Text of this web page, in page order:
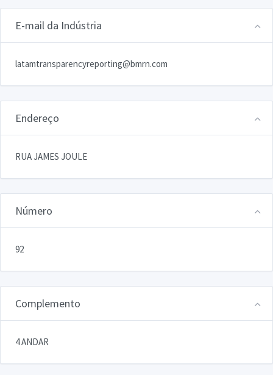
E-mail da Indústria
latamtransparencyreporting@bmrn.com
Endereço
RUA JAMES JOULE
Número
92
Complemento
4 ANDAR